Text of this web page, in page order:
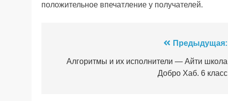
положительное впечатление у получателей.
Предыдущая:
Алгоритмы и их исполнители — Айти школа
Добро Хаб. 6 класс